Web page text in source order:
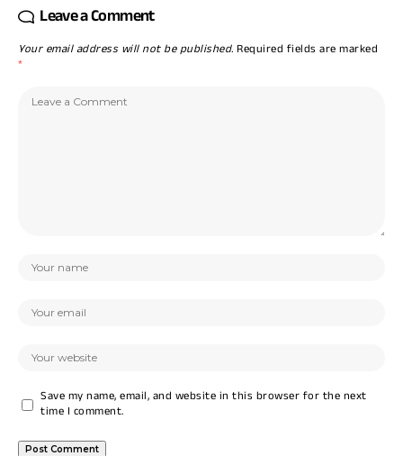
Leave a Comment
Your email address will not be published. Required fields are marked
*
Save my name, email, and website in this browser for the next
time I comment.